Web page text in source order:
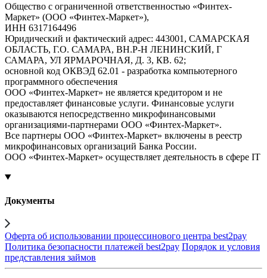
Общество с ограниченной ответственностью «Финтех-
Маркет» (ООО «Финтех-Маркет»),
ИНН 6317164496
Юридический и фактический адрес: 443001, САМАРСКАЯ
ОБЛАСТЬ, Г.О. САМАРА, ВН.Р-Н ЛЕНИНСКИЙ, Г
САМАРА, УЛ ЯРМАРОЧНАЯ, Д. 3, КВ. 62;
основной код ОКВЭД 62.01 - разработка компьютерного
программного обеспечения
ООО «Финтех-Маркет» не является кредитором и не
предоставляет финансовые услуги. Финансовые услуги
оказываются непосредственно микрофинансовыми
организациями-партнерами ООО «Финтех-Маркет».
Все партнеры ООО «Финтех-Маркет» включены в реестр
микрофинансовых организаций Банка России.
ООО «Финтех-Маркет» осуществляет деятельность в сфере IT
Документы
Оферта об использовании процессинового центра best2pay
Политика безопасности платежей best2pay Порядок и условия
представления займов